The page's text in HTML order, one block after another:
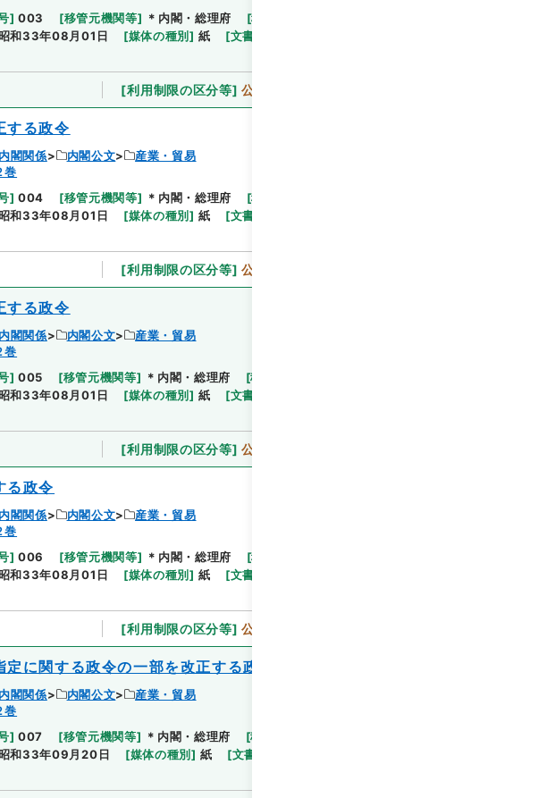
] 003 [移管元機関等] ＊内閣・総理府 [移管等年度
和33年08月01日 [媒体の種別] 紙 [文書番号
[利用制限の区分等] 公開
する政令
閣関係 内閣公文
産業・貿易
巻
] 004 [移管元機関等] ＊内閣・総理府 [移管等年度
和33年08月01日 [媒体の種別] 紙 [文書番号
[利用制限の区分等] 公開
する政令
閣関係 内閣公文
産業・貿易
巻
] 005 [移管元機関等] ＊内閣・総理府 [移管等年度
和33年08月01日 [媒体の種別] 紙 [文書番号
[利用制限の区分等] 公開
る政令
閣関係 内閣公文
産業・貿易
巻
] 006 [移管元機関等] ＊内閣・総理府 [移管等年度
和33年08月01日 [媒体の種別] 紙 [文書番号
[利用制限の区分等] 公開
に関する政令の一部を改正する政令
閣関係 内閣公文
産業・貿易
巻
] 007 [移管元機関等] ＊内閣・総理府 [移管等年度
和33年09月20日 [媒体の種別] 紙 [文書番号